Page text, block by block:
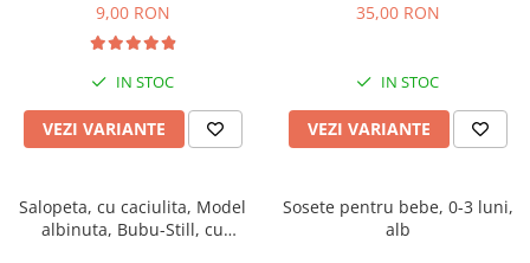
Bluze si pulovere
Hainute bumbac organic
Hainute bumbac organic
Jucarii de nisip
Table de scris
Trotinete si biciclete
Carucioare papusi
9,00 RON
IN STOC
VEZI VARIANTE
35,00 RON
IN STOC
VEZI VARIANTE
Salopeta, cu caciulita, Model
albinuta, Bubu-Still, cu
Sosete pentru bebe, 0-3 luni,
alb